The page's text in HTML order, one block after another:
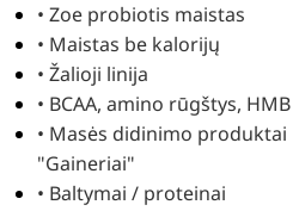
• Zoe probiotis maistas
• Maistas be kalorijų
• Žalioji linija
• BCAA, amino rūgštys, HMB
• Masės didinimo produktai
"Gaineriai"
• Baltymai / proteinai